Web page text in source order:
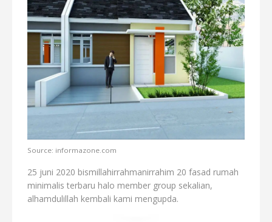
Source: informazone.com
25 juni 2020 bismillahirrahmanirrahim 20 fasad rumah
minimalis terbaru halo member group sekalian,
alhamdulillah kembali kami mengupda.